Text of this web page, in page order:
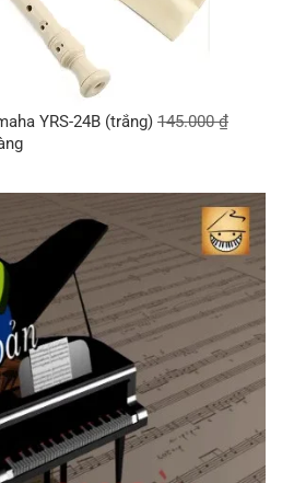
YRS-24B (trắng) 145.000₫